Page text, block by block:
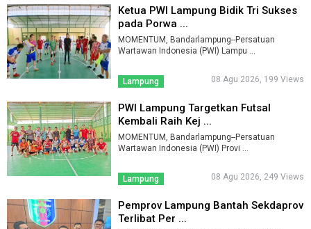
Ketua PWI Lampung Bidik Tri Sukses
pada Porwa ...
MOMENTUM, Bandarlampung--Persatuan
Wartawan Indonesia (PWI) Lampu ...
Lampung 08 Agu 2026, 199 Views
PWI Lampung Targetkan Futsal
Kembali Raih Kej ...
MOMENTUM, Bandarlampung--Persatuan
Wartawan Indonesia (PWI) Provi ...
Lampung 08 Agu 2026, 249 Views
Pemprov Lampung Bantah Sekdaprov
Terlibat Per ...